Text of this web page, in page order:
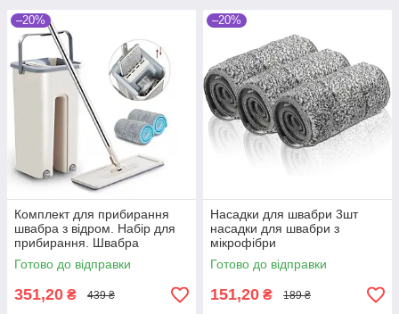
–20%
Комплект для прибирання
швабра з відром. Набір для
прибирання. Швабра
Лентяйка Cleaner 360 з
віджимом і відром 7 літрів
Готово до відправки
351,20 ₴ 439 ₴
–20%
Насадки для швабри 3шт
насадки для швабри з
мікрофібри
Готово до відправки
151,20 ₴ 189 ₴